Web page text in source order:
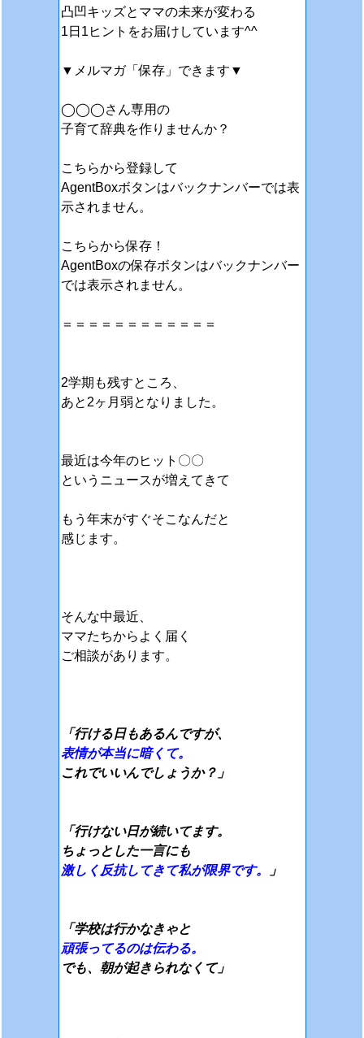
凸凹キッズとママの未来が変わる
1日1ヒントをお届けしています^^
▼メルマガ「保存」できます▼
◯◯◯さん専用の
子育て辞典を作りませんか？
こちらから登録して
AgentBoxボタンはバックナンバーでは表
示されません。
こちらから保存！
AgentBoxの保存ボタンはバックナンバー
では表示されません。
＝＝＝＝＝＝＝＝＝＝＝＝
2学期も残すところ、
あと2ヶ月弱となりました。
最近は今年のヒット〇〇
というニュースが増えてきて
もう年末がすぐそこなんだと
感じます。
そんな中最近、
ママたちからよく届く
ご相談があります。
「行ける日もあるんですが、
表情が本当に暗くて。
これでいいんでしょうか？」
「行けない日が続いてます。
ちょっとした一言にも
激しく反抗してきて私が限界です。
」
「学校は行かなきゃと
頑張ってるのは伝わる。
でも、朝が起きられなくて」